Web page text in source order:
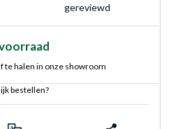
gereviewd
te halen in onze showroom
bestellen?